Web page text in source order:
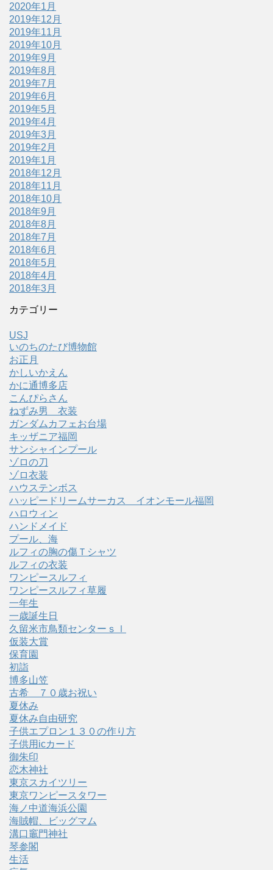
2020年1月
2019年12月
2019年11月
2019年10月
2019年9月
2019年8月
2019年7月
2019年6月
2019年5月
2019年4月
2019年3月
2019年2月
2019年1月
2018年12月
2018年11月
2018年10月
2018年9月
2018年8月
2018年7月
2018年6月
2018年5月
2018年4月
2018年3月
カテゴリー
USJ
いのちのたび博物館
お正月
かしいかえん
かに通博多店
こんぴらさん
ねずみ男 衣装
ガンダムカフェお台場
キッザニア福岡
サンシャインプール
ゾロの刀
ゾロ衣装
ハウステンボス
ハッピードリームサーカス イオンモール福岡
ハロウィン
ハンドメイド
プール、海
ルフィの胸の傷Ｔシャツ
ルフィの衣装
ワンピースルフィ
ワンピースルフィ草履
一年生
一歳誕生日
久留米市鳥類センターｓｌ
仮装大賞
保育園
初詣
博多山笠
古希 ７０歳お祝い
夏休み
夏休み自由研究
子供エプロン１３０の作り方
子供用icカード
御朱印
恋木神社
東京スカイツリー
東京ワンピースタワー
海ノ中道海浜公園
海賊帽、ビッグマム
溝口竈門神社
琴参閣
生活